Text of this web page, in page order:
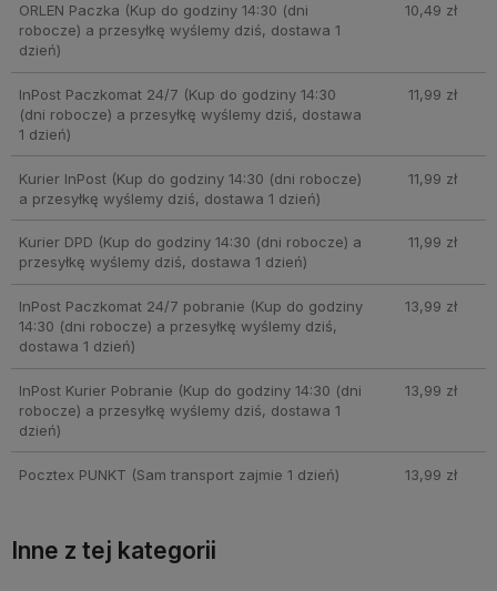
ORLEN Paczka (Kup do godziny 14:30 (dni
robocze) a przesyłkę wyślemy dziś, dostawa 1
dzień)
10,49 zł
InPost Paczkomat 24/7 (Kup do godziny 14:30
(dni robocze) a przesyłkę wyślemy dziś, dostawa
1 dzień)
11,99 zł
Kurier InPost(Kup do godziny 14:30 (dni robocze)
a przesyłkę wyślemy dziś, dostawa 1 dzień)
11,99 zł
Kurier DPD (Kup do godziny 14:30 (dni robocze) a
przesyłkę wyślemy dziś, dostawa 1 dzień)
11,99 zł
InPost Paczkomat 24/7 pobranie (Kup do godziny
14:30 (dni robocze) a przesyłkę wyślemy dziś,
dostawa 1 dzień)
13,99 zł
InPost Kurier Pobranie (Kup do godziny 14:30 (dni
robocze) a przesyłkę wyślemy dziś, dostawa 1
dzień)
13,99 zł
Pocztex PUNKT (Sam transport zajmie 1 dzień) 13,99 zł
Inne z tej kategorii